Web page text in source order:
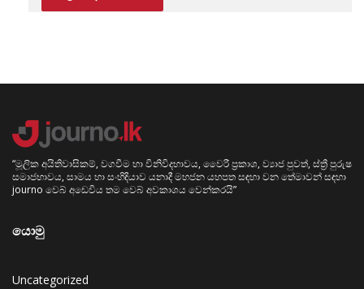
“මූලික අයිතිවාසිකම්, වගවීම හා විනිවිදභාවය, වෛරී ප්‍රකාශ, ව්‍යාජ පුවත්, ස්ත්‍රී පුරුෂ
සමාජභාවය, සාමය හා සංහිඳියාව යනාදී මහජන යහපත සඳහා වන තේමාවන් සඳහා
journo වෙබ් අඩෙවිය තම වෙබ් අවකාශය වෙන්කරයි”
යොමු
Uncategorized